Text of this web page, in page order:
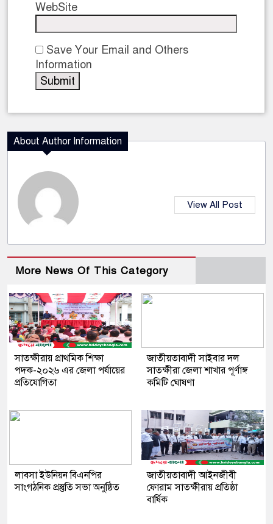
WebSite
Save Your Email and Others
Information
About Author Information
View All Post
More News Of This Category
সাতক্ষীরায় প্রাথমিক শিক্ষা
পদক-২০২৬ এর জেলা পর্যায়ের
প্রতিযোগিতা
জাতীয়তাবাদী সাইবার দল
সাতক্ষীরা জেলা শাখার পূর্ণাঙ্গ
কমিটি ঘোষণা
লাবসা ইউনিয়ন বিএনপির
সাংগঠনিক প্রস্তুতি সভা অনুষ্ঠিত
জাতীয়তাবাদী আইনজীবী
ফোরাম সাতক্ষীরায় প্রতিষ্ঠা
বার্ষিক